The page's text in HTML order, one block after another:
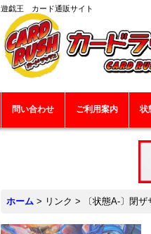
遊戯王 カード通販サイト
問い合わせ ご利用案内 状
ホーム > リンク > 〔状態A-〕閉